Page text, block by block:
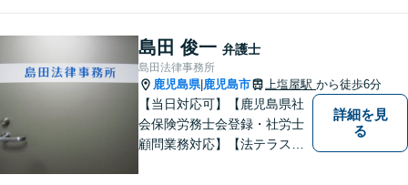
島田 俊一 弁護士
島田法律事務所
鹿児島県| 鹿児島市 上塩屋駅 から徒歩6分
【当日対応可】【鹿児島県社
会保険労務士会登録・社労士
顧問業務対応】【法テラス対
詳細を見
る